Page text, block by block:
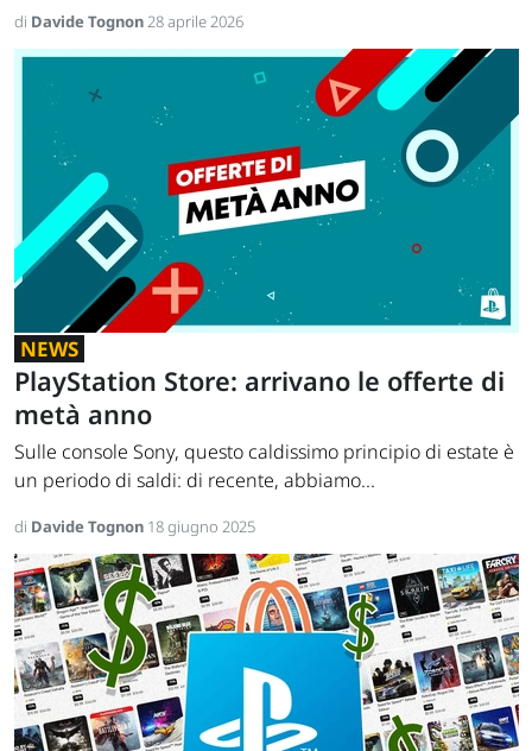
di Davide Tognon28 aprile 2026
NEWS
PlayStation Store: arrivano le offerte di
metà anno
Sulle console Sony, questo caldissimo principio di estate è
un periodo di saldi: di recente, abbiamo...
di Davide Tognon 18 giugno 2025